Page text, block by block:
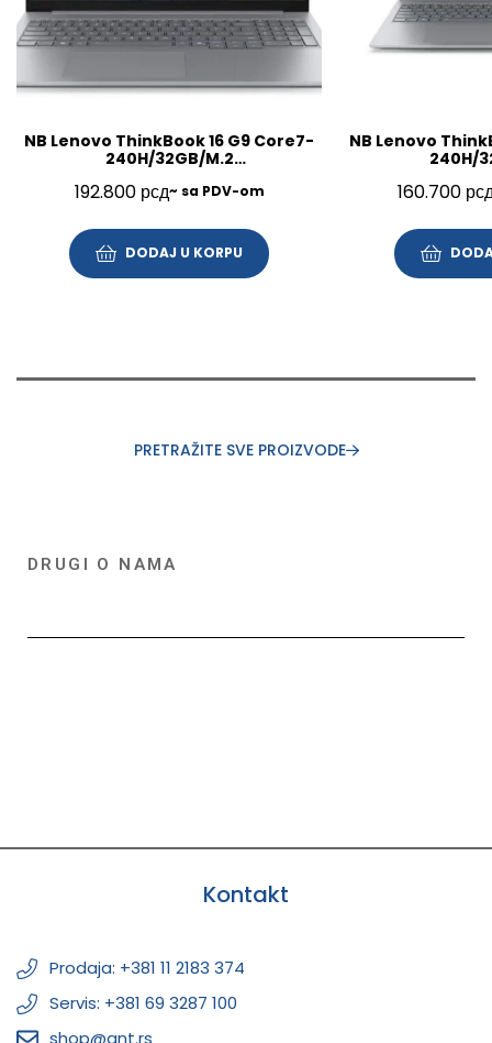
NB Lenovo ThinkBook 16 G9 Core7-
240H/32GB/M.2
192.800 рсд~ sa PDV-om
DODAJ U KORPU
NB Lenovo
240H/
160.700
PRETRAŽITE SVE PROIZVODE
DRUGI O NAMA
Kontakt
Prodaja: +381 11 2183 374
Servis: +381 69 3287 100